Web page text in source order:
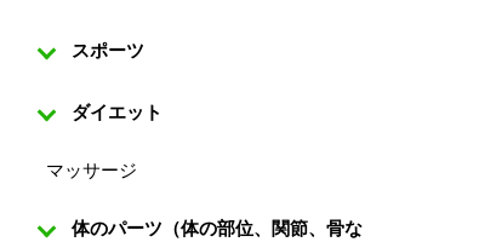
スポーツ
ダイエット
マッサージ
体のパーツ（体の部位、関節、骨な